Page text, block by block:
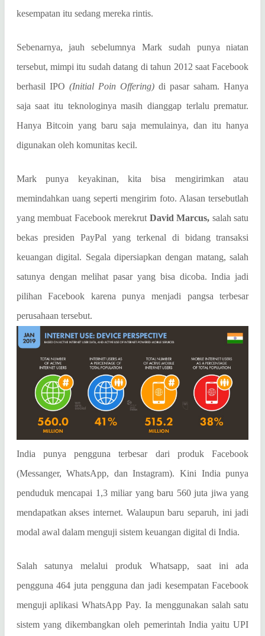
kesempatan itu sedang mereka rintis.
Sebenarnya, jauh sebelumnya Mark sudah punya niatan
tersebut, mimpi itu sudah datang di tahun 2012 saat Facebook
berhasil IPO (Initial Poin Offering)di pasar saham. Hanya
saja saat itu teknologinya masih dianggap terlalu prematur.
Hanya Bitcoin yang baru saja memulainya, dan itu hanya
digunakan oleh komunitas kecil.
Mark punya keyakinan, kita bisa mengirimkan atau
memindahkan uang seperti mengirim foto. Alasan tersebutlah
yang membuat Facebook merekrut David Marcus, salah satu
bekas presiden PayPal yang terkenal di bidang transaksi
keuangan digital. Segala dipersiapkan dengan matang, salah
satunya dengan melihat pasar yang bisa dicoba. India jadi
pilihan Facebook karena punya menjadi pangsa terbesar
perusahaan tersebut.
India punya pengguna terbesar dari produk Facebook
(Messanger, WhatsApp, dan Instagram). Kini India punya
penduduk mencapai 1,3 miliar yang baru 560 juta jiwa yang
mendapatkan akses internet. Walaupun baru separuh, ini jadi
modal awal dalam menguji sistem keuangan digital di India.
Salah satunya melalui produk Whatsapp, saat ini ada
pengguna 464 juta pengguna dan jadi kesempatan Facebook
menguji aplikasi WhatsApp Pay. Ia menggunakan salah satu
sistem yang dikembangkan oleh pemerintah India yaitu UPI